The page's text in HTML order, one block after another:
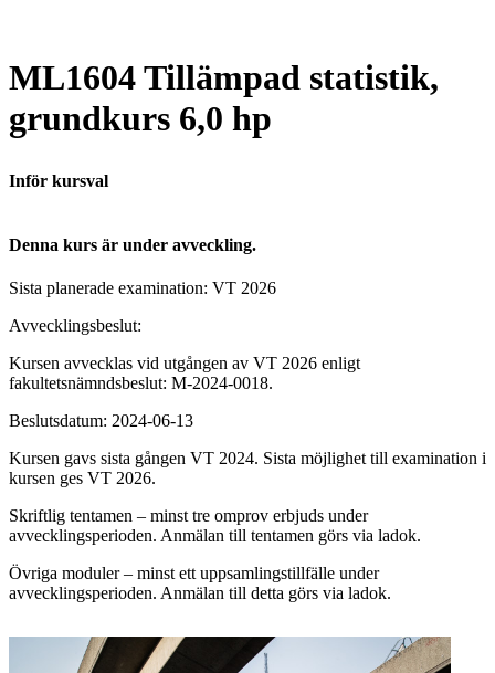
ML1604 Tillämpad statistik,
grundkurs 6,0 hp
Inför kursval
Denna kurs är under avveckling.
Sista planerade examination: VT 2026
Avvecklingsbeslut:
Kursen avvecklas vid utgången av VT 2026 enligt
fakultetsnämndsbeslut: M-2024-0018.
Beslutsdatum: 2024-06-13
Kursen gavs sista gången VT 2024. Sista möjlighet till examination i
kursen ges VT 2026.
Skriftlig tentamen – minst tre omprov erbjuds under
avvecklingsperioden. Anmälan till tentamen görs via ladok.
Övriga moduler – minst ett uppsamlingstillfälle under
avvecklingsperioden. Anmälan till detta görs via ladok.